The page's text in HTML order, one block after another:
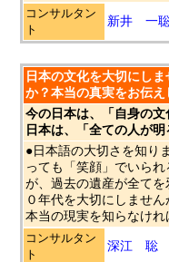
コンサルタン
ト
新井 一
日本の文化を大切にしま
か？本当の真実をお伝え
今の日本は、「自身の文
日本は、「全ての人が明
●日本語の大切さを知り
っても「笑顔」でいら
が、過去の遺産が全て
０年代を大切にしませ
本当の現実を知らなけ
コンサルタン
ト
深江 聡